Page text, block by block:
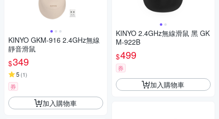
KINYO GKM-916 2.4GHz無線
靜音滑鼠
$349
5 (1)
券
加入購物車
KINYO 2.4GHz無線滑鼠 黑 GK
M-922B
$499
券
加入購物車